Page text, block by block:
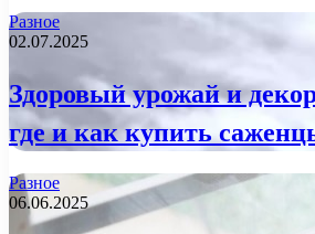
Разное
02.07.2025
Здоровый урожай и
где и как купить
Разное
06.06.2025